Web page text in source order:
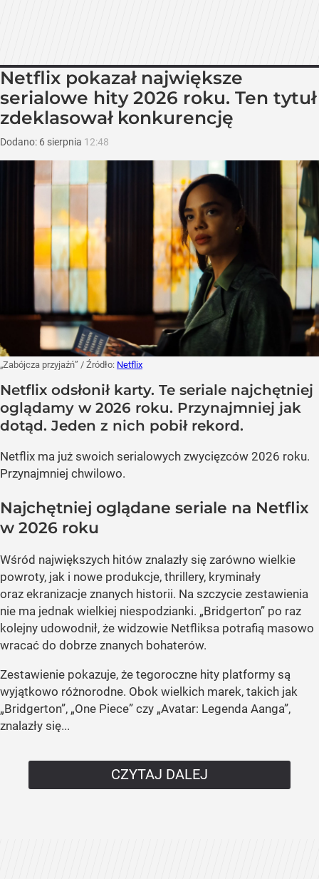
Netflix pokazał największe
serialowe hity 2026 roku. Ten tytuł
zdeklasował konkurencję
Dodano: 6 sierpnia 12:48
„Zabójcza przyjaźń” / Źródło: Netflix
Netflix odsłonił karty. Te seriale najchętniej
oglądamy w 2026 roku. Przynajmniej jak
dotąd. Jeden z nich pobił rekord.
Netflix ma już swoich serialowych zwycięzców 2026 roku.
Przynajmniej chwilowo.
Najchętniej oglądane seriale na Netflix
w 2026 roku
Wśród największych hitów znalazły się zarówno wielkie
powroty, jak i nowe produkcje, thrillery, kryminały
oraz ekranizacje znanych historii. Na szczycie zestawienia
nie ma jednak wielkiej niespodzianki. „Bridgerton” po raz
kolejny udowodnił, że widzowie Netfliksa potrafią masowo
wracać do dobrze znanych bohaterów.
Zestawienie pokazuje, że tegoroczne hity platformy są
wyjątkowo różnorodne. Obok wielkich marek, takich jak
„Bridgerton”, „One Piece” czy „Avatar: Legenda Aanga”,
znalazły się...
CZYTAJ DALEJ